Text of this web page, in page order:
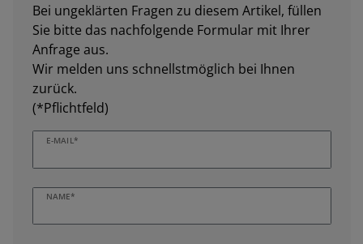
Bei ungeklärten Fragen zu diesem Artikel, füllen
Sie bitte das nachfolgende Formular mit Ihrer
Anfrage aus.
Wir melden uns schnellstmöglich bei Ihnen
zurück.
(*Pflichtfeld)
E-MAIL*
NAME*